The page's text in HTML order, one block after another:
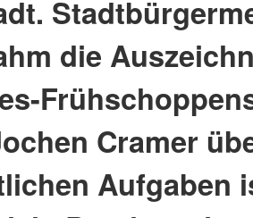
die
Cramer
Aufgaben